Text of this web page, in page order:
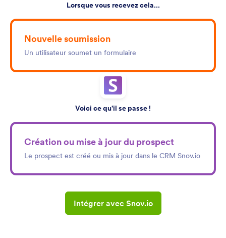
Lorsque vous recevez cela...
Nouvelle soumission
Un utilisateur soumet un formulaire
Voici ce qu'il se passe !
Création ou mise à jour du prospect
Le prospect est créé ou mis à jour dans le CRM Snov.io
Intégrer avec Snov.io